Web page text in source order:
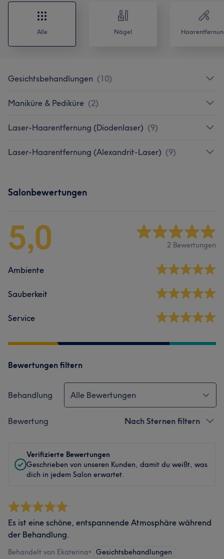
Alle Nägel
Gesichtsbehandlungen (10)
Maniküre & Pediküre (2)
Laser-Haarentfernung (Diodenlaser) (9)
Laser-Haarentfernung (Alexandrit-Laser) (9)
Salonbewertungen
5,0 2 Bewertungen
Ambiente
Sauberkeit
Service
Bewertungen filtern
Behandlung Alle Bewertungen
Bewertung Nach Sternen filtern
Verifizierte Bewertungen
Geschrieben von unseren Kunden, damit du weißt, was
dich in jedem Salon erwartet.
Es ist eine schöne, entspannende Atmosphäre während
der Behandlung.
Behandelt von Ekaterina• Gesichtsbehandlungen